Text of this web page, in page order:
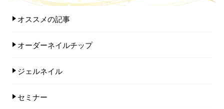
オススメの記事
オーダーネイルチップ
ジェルネイル
セミナー